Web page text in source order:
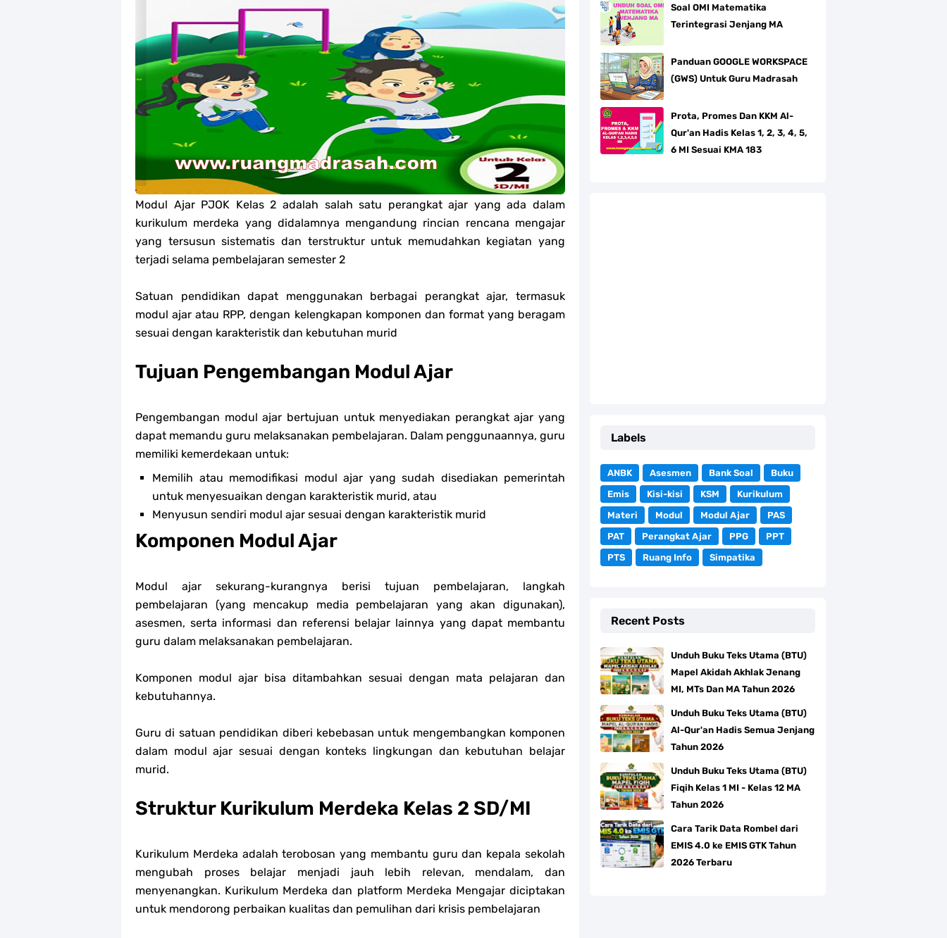
Jawaban Tugas Mandiri Dan Tugas Refleksi Modul Pedagogik Fiqih PPG 2025
Jawaban Tugas Mandiri Dan Tugas Refleksi Modul Pedagogik Akidah Akhlak PPG 2025
Jawaban Tugas Mandiri Dan Tugas Refleksi Modul Pedagogik Al-Qur'an Hadis PPG 2025
Soal OMI Geografi Terintegrasi Jenjang MA
Soal OMI Ekonomi Terintegrasi Jenjang MA
Soal OMI KIMIA Terintegrasi Jenjang MA
Unduh Buku Teks Utama (BTU) Mapel Akidah Akhlak Jenang MI, MTs Dan MA Tahun 2026
Unduh Buku Teks Utama (BTU) Al-Qur'an Hadis Semua Jenjang Tahun 2026
Modul Ajar PJOK Kelas 2 adalah salah satu perangkat ajar yang ada dalam
kurikulum merdeka yang didalamnya mengandung rincian rencana mengajar
yang tersusun sistematis dan terstruktur untuk memudahkan kegiatan yang
terjadi selama pembelajaran semester 2
Satuan pendidikan dapat menggunakan berbagai perangkat ajar, termasuk
modul ajar atau RPP, dengan kelengkapan komponen dan format yang beragam
sesuai dengan karakteristik dan kebutuhan murid
Tujuan Pengembangan Modul Ajar
Pengembangan modul ajar bertujuan untuk menyediakan perangkat ajar yang
dapat memandu guru melaksanakan pembelajaran. Dalam penggunaannya, guru
memiliki kemerdekaan untuk:
Memilih atau memodifikasi modul ajar yang sudah disediakan pemerintah
untuk menyesuaikan dengan karakteristik murid, atau
Menyusun sendiri modul ajar sesuai dengan karakteristik murid
Komponen Modul Ajar
Modul ajar sekurang-kurangnya berisi tujuan pembelajaran, langkah
pembelajaran (yang mencakup media pembelajaran yang akan digunakan),
asesmen, serta informasi dan referensi belajar lainnya yang dapat membantu
guru dalam melaksanakan pembelajaran.
Komponen modul ajar bisa ditambahkan sesuai dengan mata pelajaran dan
kebutuhannya.
Guru di satuan pendidikan diberi kebebasan untuk mengembangkan komponen
dalam modul ajar sesuai dengan konteks lingkungan dan kebutuhan belajar
murid.
Struktur Kurikulum Merdeka Kelas 2 SD/MI
Kurikulum Merdeka adalah terobosan yang membantu guru dan kepala sekolah
mengubah proses belajar menjadi jauh lebih relevan, mendalam, dan
menyenangkan. Kurikulum Merdeka dan platform Merdeka Mengajar diciptakan
untuk mendorong perbaikan kualitas dan pemulihan dari krisis pembelajaran
Soal OMI Matematika
Terintegrasi Jenjang MA
Panduan GOOGLE WORKSPACE
(GWS) Untuk Guru Madrasah
Prota, Promes Dan KKM Al-
Qur'an Hadis Kelas 1, 2, 3, 4, 5,
6 MI Sesuai KMA 183
Labels
ANBK Asesmen Bank Soal
Buku
Emis
Kisi-kisi KSM
Kurikulum
Materi
Modul Modul Ajar
PAS
PAT
Perangkat Ajar PPG
PPT
PTS
Ruang Info Simpatika
Recent Posts
Unduh Buku Teks Utama (BTU)
Mapel Akidah Akhlak Jenang
MI, MTs Dan MA Tahun 2026
Unduh Buku Teks Utama (BTU)
Al-Qur'an Hadis Semua Jenjang
Tahun 2026
Unduh Buku Teks Utama (BTU)
Fiqih Kelas 1 MI - Kelas 12 MA
Tahun 2026
Cara Tarik Data Rombel dari
EMIS 4.0 ke EMIS GTK Tahun
2026 Terbaru